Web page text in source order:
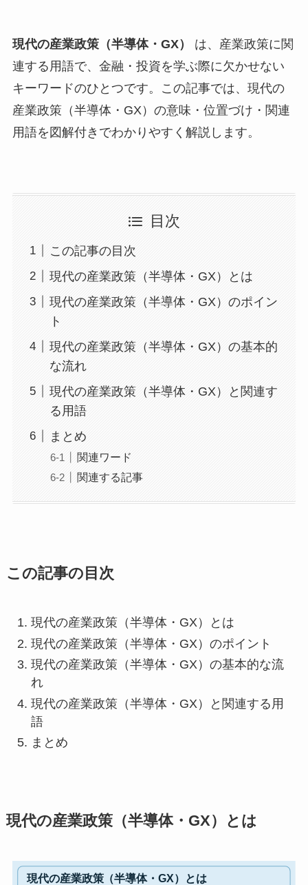
現代の産業政策（半導体・GX）
は、産業政策に関
連する用語で、金融・投資を学ぶ際に欠かせない
キーワードのひとつです。この記事では、現代の
産業政策（半導体・GX）の意味・位置づけ・関連
用語を図解付きでわかりやすく解説します。
目次
この記事の目次
現代の産業政策（半導体・GX）とは
現代の産業政策（半導体・GX）のポイン
ト
現代の産業政策（半導体・GX）の基本的
な流れ
現代の産業政策（半導体・GX）と関連す
る用語
まとめ
関連ワード
関連する記事
この記事の目次
現代の産業政策（半導体・GX）とは
現代の産業政策（半導体・GX）のポイント
現代の産業政策（半導体・GX）の基本的な流
れ
現代の産業政策（半導体・GX）と関連する用
語
まとめ
現代の産業政策（半導体・GX）とは